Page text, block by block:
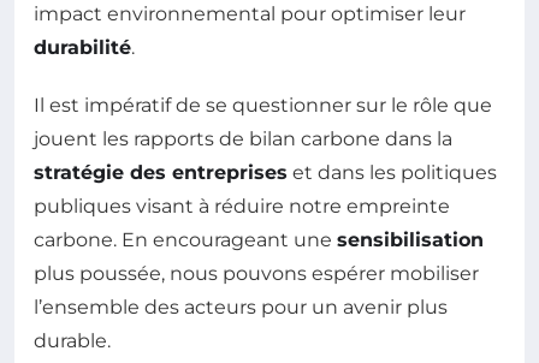
impact environnemental pour optimiser leur
durabilité.
Il est impératif de se questionner sur le rôle que
jouent les rapports de bilan carbone dans la
stratégie des entreprises et dans les politiques
publiques visant à réduire notre empreinte
carbone. En encourageant une sensibilisation
plus poussée, nous pouvons espérer mobiliser
l’ensemble des acteurs pour un avenir plus
durable.